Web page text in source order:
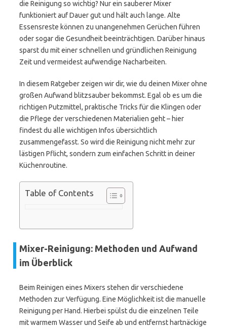
die Reinigung so wichtig? Nur ein sauberer Mixer
funktioniert auf Dauer gut und hält auch lange. Alte
Essensreste können zu unangenehmen Gerüchen führen
oder sogar die Gesundheit beeinträchtigen. Darüber hinaus
sparst du mit einer schnellen und gründlichen Reinigung
Zeit und vermeidest aufwendige Nacharbeiten.
In diesem Ratgeber zeigen wir dir, wie du deinen Mixer ohne
großen Aufwand blitzsauber bekommst. Egal ob es um die
richtigen Putzmittel, praktische Tricks für die Klingen oder
die Pflege der verschiedenen Materialien geht – hier
findest du alle wichtigen Infos übersichtlich
zusammengefasst. So wird die Reinigung nicht mehr zur
lästigen Pflicht, sondern zum einfachen Schritt in deiner
Küchenroutine.
Table of Contents
Mixer-Reinigung: Methoden und Aufwand
im Überblick
Beim Reinigen eines Mixers stehen dir verschiedene
Methoden zur Verfügung. Eine Möglichkeit ist die manuelle
Reinigung per Hand. Hierbei spülst du die einzelnen Teile
mit warmem Wasser und Seife ab und entfernst hartnäckige